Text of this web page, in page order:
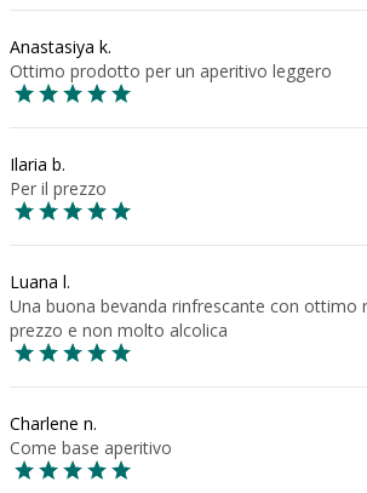
Anastasiya k.
Ottimo prodotto per un aperitivo leggero
Ilaria b.
Per il prezzo
Luana l.
Una buona bevanda rinfrescante con ottimo
prezzo e non molto alcolica
Charlene n.
Come base aperitivo